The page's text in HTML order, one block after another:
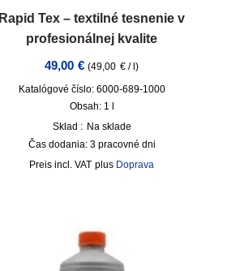
Rapid Tex – textilné tesnenie v
profesionálnej kvalite
49,00 € (49,00 € /l)
Katalógové číslo: 6000-689-1000
Obsah: 1
Sklad : Na sklade
Čas dodania: 3 pracovné dni
incl. VAT plus Doprava